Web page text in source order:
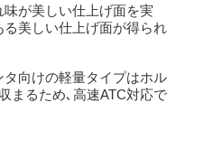
が美しい仕上げ面を実
美しい仕上げ面が得られ
向けの軽量タイプはホル
まるため､高速ATC対応で